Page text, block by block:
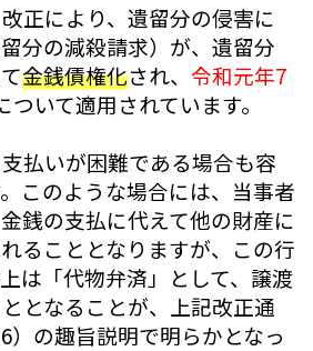
正により、遺留分の侵害に
分の減殺請求）が、遺留分
金銭債権化され、 令和元年7
ついて適用されています。
払いが困難である場合も容
このような場合には、当事者
銭の支払に代えて他の財産に
ることとなりますが、この行
は「代物弁済」として、譲渡
となることが、上記改正通
）の趣旨説明で明らかとなっ